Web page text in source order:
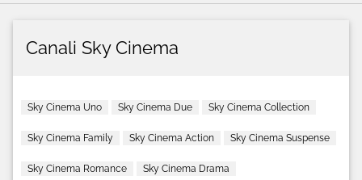
Canali Sky Cinema
Sky Cinema Uno Sky Cinema Due Sky Cinema Collection
Sky Cinema Family Sky Cinema Action Sky Cinema Suspense
Sky Cinema Romance Sky Cinema Drama